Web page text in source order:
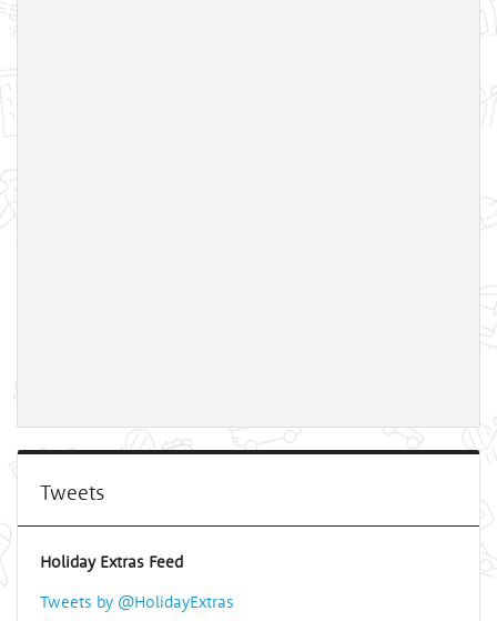
Tweets
Holiday Extras Feed
Tweets by @HolidayExtras